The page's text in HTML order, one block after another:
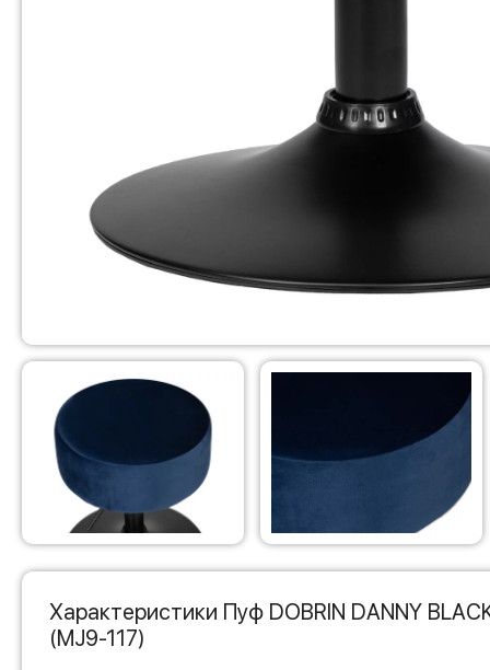
Характеристики Пуф DOBRIN DANNY
(MJ9-117)